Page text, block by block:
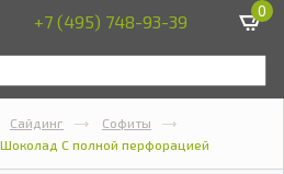
+7 (495) 748-93-39 0
Сайдинг
Софиты
С полной перфорацией